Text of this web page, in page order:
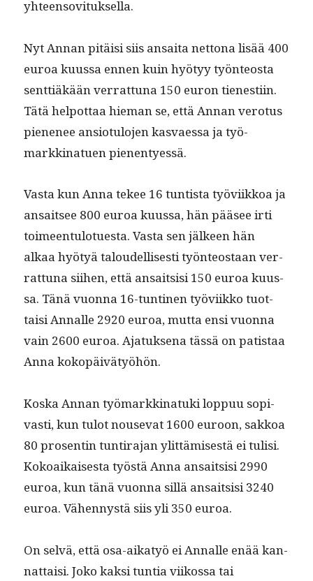
yhteensovituksella.
Nyt Annan pitäisi siis ansai­ta net­tona lisää 400
euroa kuus­sa ennen kuin hyö­tyy työn­teosta
sent­tiäkään ver­rat­tuna 150 euron tien­esti­in.
Tätä helpot­taa hie­man se, että Annan vero­tus
piene­nee ansio­tu­lo­jen kas­vaes­sa ja työ­
markki­nat­uen pienentyessä.
Vas­ta kun Anna tekee 16 tun­tista työvi­ikkoa ja
ansait­see 800 euroa kuus­sa, hän pääsee irti
toimeen­tu­lotues­ta. Vas­ta sen jäl­keen hän
alkaa hyö­tyä taloudel­lis­es­ti työn­teostaan ver­
rat­tuna siihen, että ansait­sisi 150 euroa kuus­
sa. Tänä vuon­na 16-tun­ti­nen työvi­ikko tuot­
taisi Annalle 2920 euroa, mut­ta ensi vuon­na
vain 2600 euroa. Ajatuk­se­na tässä on patis­taa
Anna kokopäivätyöhön.
Kos­ka Annan työ­markki­natu­ki lop­puu sopi­
vasti, kun tulot nou­se­vat 1600 euroon, sakkoa
80 pros­entin tun­ti­ra­jan ylit­tämis­es­tä ei tulisi.
Kokoaikaises­ta työstä Anna ansait­sisi 2990
euroa, kun tänä vuon­na sil­lä ansait­sisi 3240
euroa. Vähen­nys­tä siis yli 350 euroa.
On selvä, että osa-aikatyö ei Annalle enää kan­
nat­taisi. Joko kak­si tun­tia viikos­sa tai